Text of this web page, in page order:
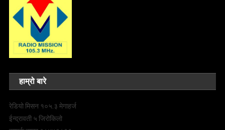
हाम्रो बारे
रेडियो मिसन १०५.३ मेगाहर्ज
ईन्द्रावती ५ जिरोकिलो